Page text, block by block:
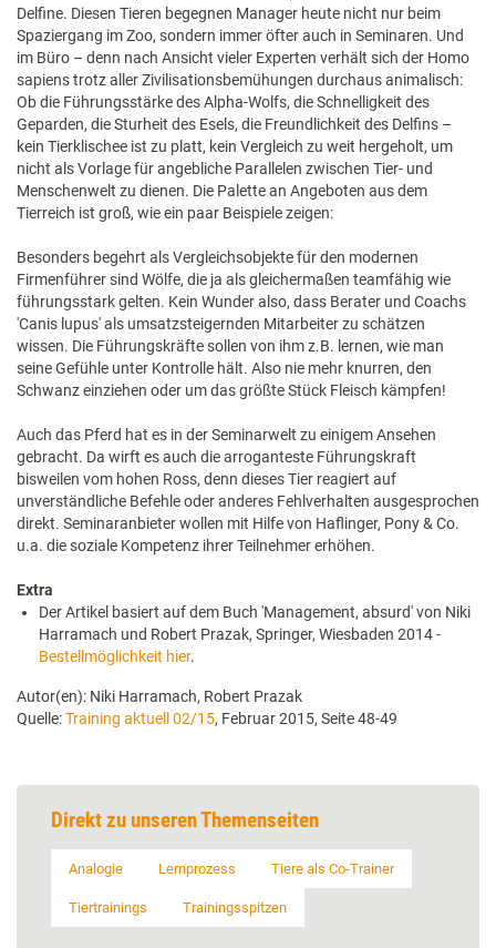
Delfine. Diesen Tieren begegnen Manager heute nicht nur beim
Spaziergang im Zoo, sondern immer öfter auch in Seminaren. Und
im Büro – denn nach Ansicht vieler Experten verhält sich der Homo
sapiens trotz aller Zivilisationsbemühungen durchaus animalisch:
Ob die Führungsstärke des Alpha-Wolfs, die Schnelligkeit des
Geparden, die Sturheit des Esels, die Freundlichkeit des Delfins –
kein Tierklischee ist zu platt, kein Vergleich zu weit hergeholt, um
nicht als Vorlage für angebliche Parallelen zwischen Tier- und
Menschenwelt zu dienen. Die Palette an Angeboten aus dem
Tierreich ist groß, wie ein paar Beispiele zeigen:
Besonders begehrt als Vergleichs­objekte für den modernen
Firmenführer sind Wölfe, die ja als gleichermaßen teamfähig wie
führungsstark gelten. Kein Wunder also, dass Berater und Coachs
'Canis lupus' als umsatzsteigernden Mitarbeiter zu schätzen
wissen. Die Führungskräfte sollen von ihm z.B. lernen, wie man
seine Gefühle unter Kontrolle hält. Also nie mehr knurren, den
Schwanz einziehen oder um das größte Stück Fleisch kämpfen!
Auch das Pferd hat es in der Seminarwelt zu einigem Ansehen
gebracht. Da wirft es auch die arroganteste Führungskraft
bisweilen vom hohen Ross, denn dieses Tier reagiert auf
unverständliche Befehle oder anderes Fehlverhalten ausgesprochen
direkt. Seminaranbieter wollen mit Hilfe von Haflinger, Pony & Co.
u.a. die soziale Kompetenz ihrer Teilnehmer erhöhen.
Extra
Der Artikel basiert auf dem Buch 'Management, absurd' von Niki
Harramach und Robert Prazak, Springer, Wiesbaden 2014 -
Bestellmöglichkeit hier.
Autor(en): Niki Harramach, Robert Prazak
Quelle:Training aktuell 02/15, Februar 2015, Seite 48-49
Direkt zu unseren Themenseiten
Analogie Lernprozess Tiere als Co-Trainer
Tiertrainings Trainingsspitzen